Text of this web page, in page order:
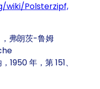
wiki/Polsterzipf,
弗朗茨-鲁姆
年，第 151、